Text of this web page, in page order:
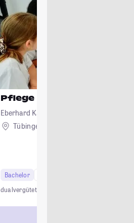
Pflege
Eberhard Karls Universität Tübingen
Tübingen
Bachelor
dualvergütetDoppelabschluss